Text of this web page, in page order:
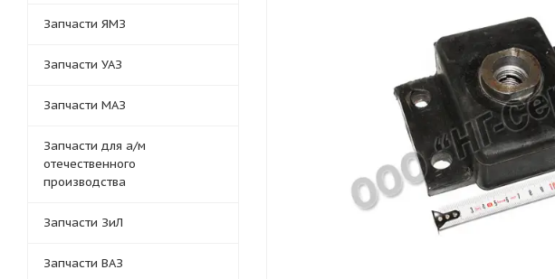
Запчасти ЯМЗ
Запчасти УАЗ
Запчасти МАЗ
Запчасти для а/м
отечественного
производства
Запчасти ЗиЛ
Запчасти ВАЗ